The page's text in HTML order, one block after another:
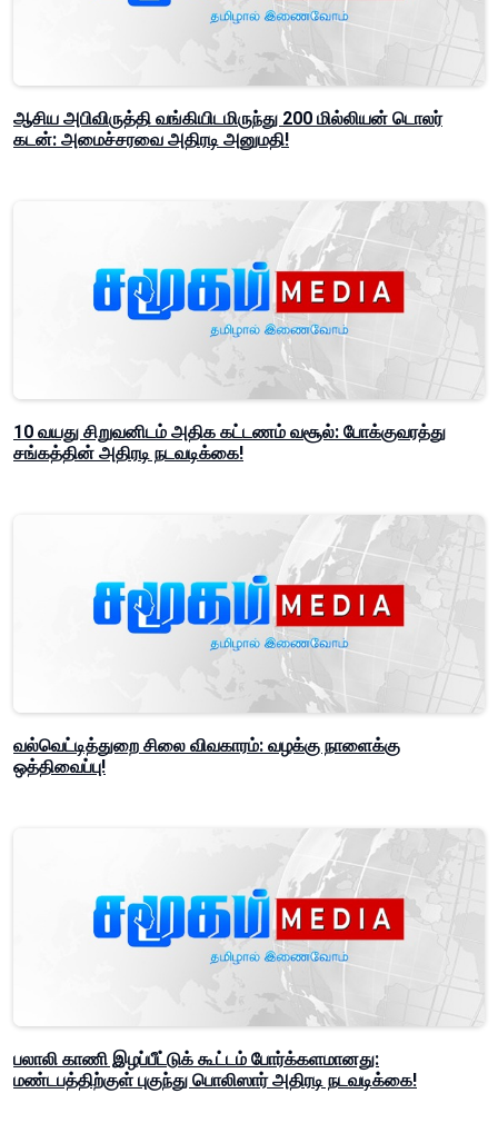
ஆசிய அபிவிருத்தி வங்கியிடமிருந்து 200 மில்லியன் டொலர்
கடன்: அமைச்சரவை அதிரடி அனுமதி!
10 வயது சிறுவனிடம் அதிக கட்டணம் வசூல்: போக்குவரத்து
சங்கத்தின் அதிரடி நடவடிக்கை!
வல்வெட்டித்துறை சிலை விவகாரம்: வழக்கு நாளைக்கு
ஒத்திவைப்பு!
பலாலி காணி இழப்பீட்டுக் கூட்டம் போர்க்களமானது:
மண்டபத்திற்குள் புகுந்து பொலிஸார் அதிரடி நடவடிக்கை!